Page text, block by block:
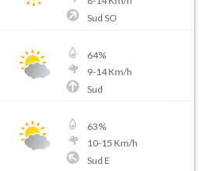
Sud SO
64%
9-14Km/h
Sud
63%
10-15 Km/h
Sud E